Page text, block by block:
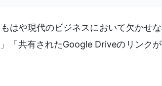
はや現代のビジネスにおいて欠かせな
「共有されたGoogle Driveのリンクが